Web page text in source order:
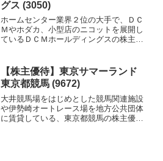
グス (3050)
ホームセンター業界２位の大手で、ＤＣ
Ｍやホダカ、小型店のニコットを展開し
ているＤＣＭホールディングスの株主優
【株主優待】東京サマーランド
東京都競馬 (9672)
大井競馬場をはじめとした競馬関連施設
や伊勢崎オートレース場を地方公共団体
に賃貸している、東京都競馬の株主優待